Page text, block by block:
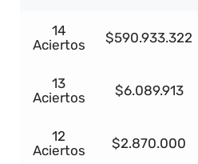
14
Aciertos
$590.933.322
13
Aciertos
$6.089.913
12
Aciertos
$2.870.000